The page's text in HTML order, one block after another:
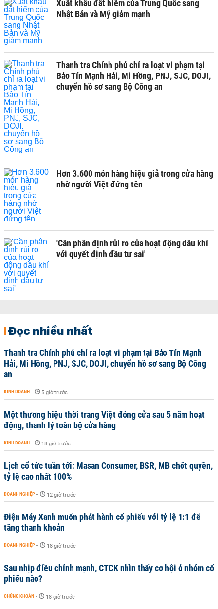
Xuất khẩu đất hiếm của Trung Quốc sang
Nhật Bản và Mỹ giảm mạnh
Thanh tra Chính phủ chỉ ra loạt vi phạm tại
Bảo Tín Mạnh Hải, Mi Hồng, PNJ, SJC, DOJI,
chuyển hồ sơ sang Bộ Công an
Hơn 3.600 món hàng hiệu giả trong cửa hàng
nhờ người Việt đứng tên
'Cần phân định rủi ro của hoạt động dầu khí
với quyết định đầu tư sai'
Đọc nhiều nhất
Thanh tra Chính phủ chỉ ra loạt vi phạm tại Bảo Tín Mạnh
Hải, Mi Hồng, PNJ, SJC, DOJI, chuyển hồ sơ sang Bộ Công
an
KINH DOANH - 5 giờ trước
Một thương hiệu thời trang Việt đóng cửa sau 5 năm hoạt
động, thanh lý toàn bộ cửa hàng
KINH DOANH - 18 giờ trước
Lịch cổ tức tuần tới: Masan Consumer, BSR, MB chốt quyền,
tỷ lệ cao nhất 100%
DOANH NGHIỆP - 12 giờ trước
Điện Máy Xanh muốn phát hành cổ phiếu với tỷ lệ 1:1 để
tăng thanh khoản
DOANH NGHIỆP - 18 giờ trước
Sau nhịp điều chỉnh mạnh, CTCK nhìn thấy cơ hội ở nhóm cổ
phiếu nào?
CHỨNG KHOÁN - 18 giờ trước